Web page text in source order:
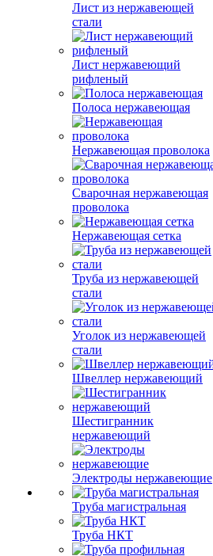
Лист из нержавеющей
стали
Лист нержавеющий
рифленый
Полоса нержавеющая
Нержавеющая проволока
Сварочная нержавеющая
проволока
Нержавеющая сетка
Труба из нержавеющей
стали
Уголок из нержавеющей
стали
Швеллер нержавеющий
Шестигранник
нержавеющий
Электроды нержавеющие
Труба магистральная
Труба НКТ